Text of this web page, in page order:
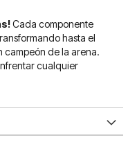
Cada componente
hasta el
campeón de la arena.
cualquier